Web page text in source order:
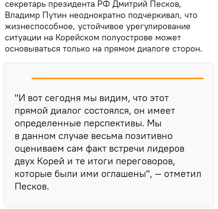
секретарь президента РФ Дмитрий Песков,
Владимр Путин неоднократно подчеркивал, что
жизнеспособное, устойчивое урегулирование
ситуации на Корейском полуострове может
основываться только на прямом диалоге сторон.
"И вот сегодня мы видим, что этот
прямой диалог состоялся, он имеет
определенные перспективы. Мы
в данном случае весьма позитивно
оцениваем сам факт встречи лидеров
двух Корей и те итоги переговоров,
которые были ими оглашены", — отметил
Песков.